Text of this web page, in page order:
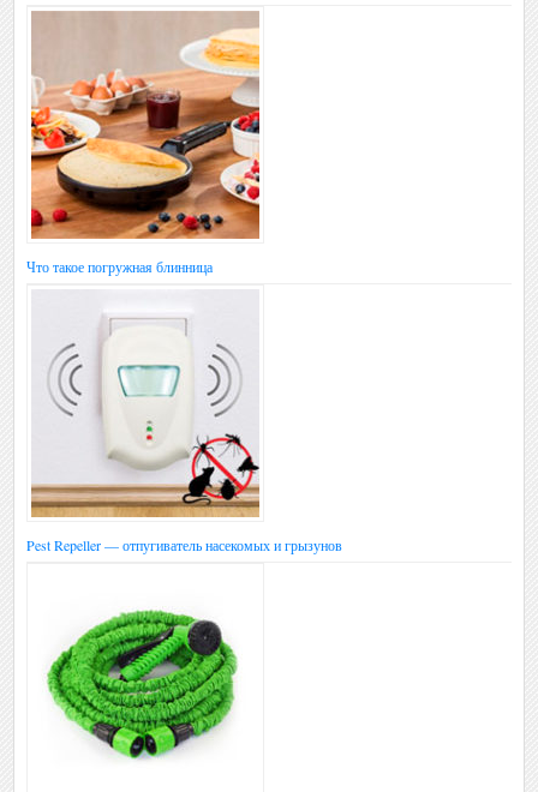
Что такое погружная блинница
Pest Repeller — отпугиватель насекомых и грызунов